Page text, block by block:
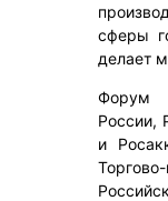
сферы
делает
Форум
России,
и